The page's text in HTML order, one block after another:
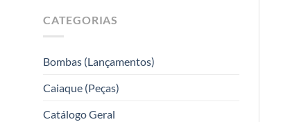
CATEGORIAS
Bombas (Lançamentos)
Caiaque (Peças)
Catálogo Geral